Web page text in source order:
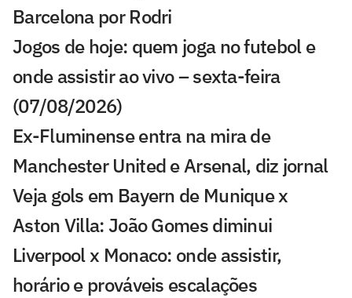
Barcelona por Rodri
Jogos de hoje: quem joga no futebol e
onde assistir ao vivo – sexta-feira
(07/08/2026)
Ex-Fluminense entra na mira de
Manchester United e Arsenal, diz jornal
Veja gols em Bayern de Munique x
Aston Villa: João Gomes diminui
Liverpool x Monaco: onde assistir,
horário e prováveis escalações